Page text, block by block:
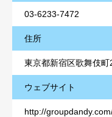
03-6233-7472
住所
東京都新宿区歌舞伎
ウェブサイト
http://